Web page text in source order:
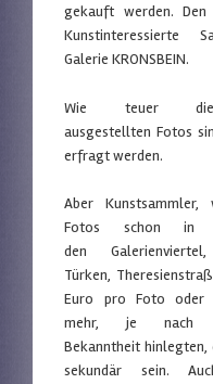
gekauft werden.
Kunstinteressierte
Galerie KRONSBEIN.
Wie teuer die
ausgestellten Fotos
erfragt werden.
Aber Kunstsammler,
Fotos schon in
den
Türken,
Euro pro Foto oder
mehr, je nach
Bekanntheit hinlegten,
sekundär sein.